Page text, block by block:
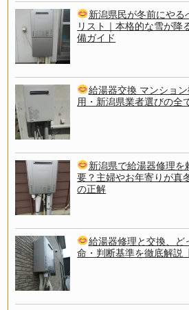
新潟県民が冬前にやる
リスト｜本格的な雪が降
備ガイド
給湯器交換 マンショ
用・新潟県業者選びの全
新潟県で給湯器修理を
要？主婦やお年寄りが真
の正解
給湯器修理と交換、ど
命・判断基準を徹底解説